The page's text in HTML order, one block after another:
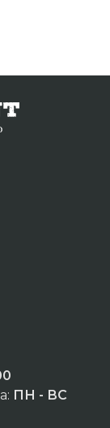
городах:
ПН - ВС